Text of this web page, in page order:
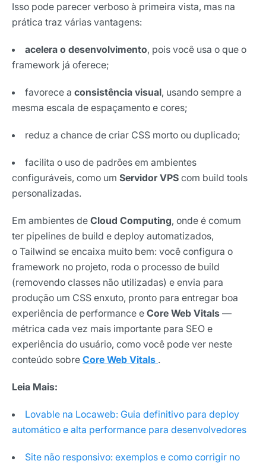
Isso pode parecer verboso à primeira vista, mas na
prática traz várias vantagens:
acelera o desenvolvimento, pois você usa o que o
framework já oferece;
favorece a consistência visual, usando sempre a
mesma escala de espaçamento e cores;
reduz a chance de criar CSS morto ou duplicado;
facilita o uso de padrões em ambientes
configuráveis, como um Servidor VPS com build tools
personalizadas.
Em ambientes de Cloud Computing, onde é comum
ter pipelines de build e deploy automatizados,
o Tailwind se encaixa muito bem: você configura o
framework no projeto, roda o processo de build
(removendo classes não utilizadas) e envia para
produção um CSS enxuto, pronto para entregar boa
experiência de performance e Core Web Vitals —
métrica cada vez mais importante para SEO e
experiência do usuário, como você pode ver neste
conteúdo sobre Core Web Vitals .
Leia Mais:
Lovable na Locaweb: Guia definitivo para deploy
automático e alta performance para desenvolvedores
Site não responsivo: exemplos e como corrigir no